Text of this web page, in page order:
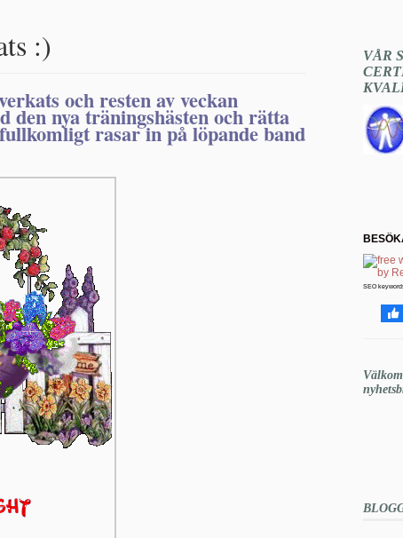
:)
och resten av veckan
den nya träningshästen och rätta
rasar in på löpande band
VÅR
SEO